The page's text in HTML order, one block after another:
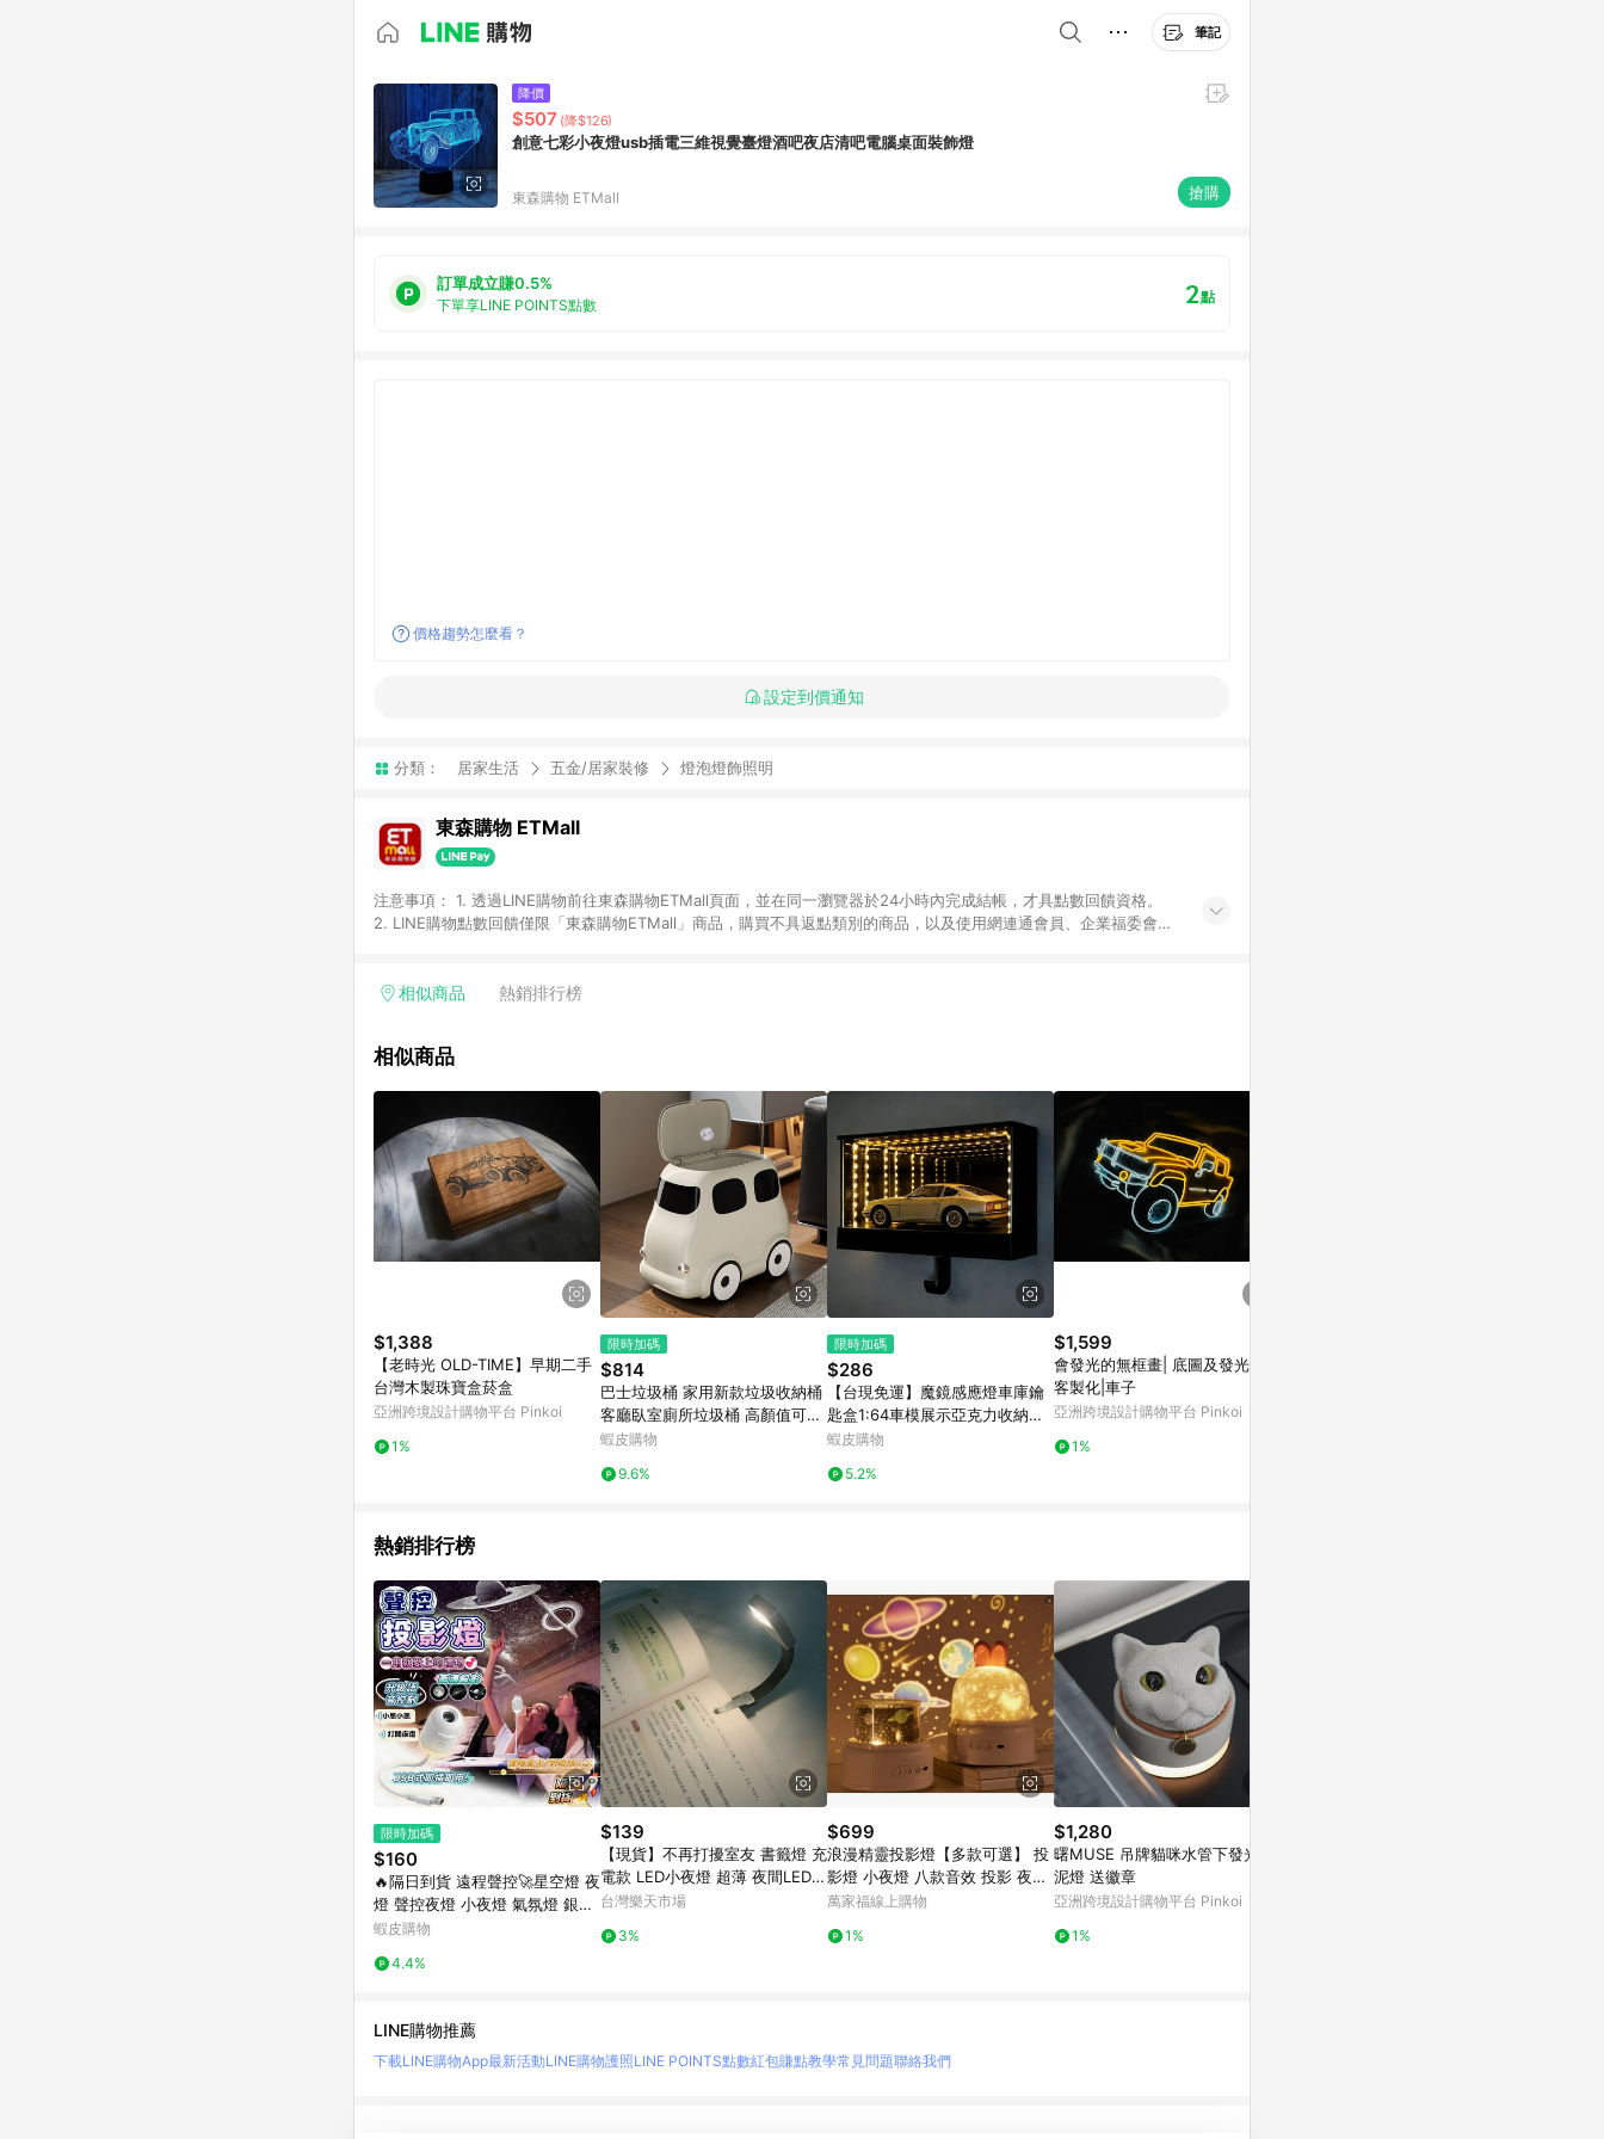
筆記
降價
$507 (降$126)
創意七彩小夜燈usb插電三維視覺臺燈酒吧夜店清吧電腦桌面裝飾燈
東森購物 ETMall 搶購
訂單成立賺0.5%
下單享LINE POINTS點數 2點
價格趨勢怎麼看？
設定到價通知
分類： 居家生活 五金/居家裝修 燈泡燈飾照明
東森購物 ETMall
注意事項： 1. 透過LINE購物前往東森購物ETMall頁面，並在同一瀏覽器於24小時內完成結帳，才具點數回饋資格。
2. LINE購物點數回饋僅限「東森購物ETMall」商品，購買不具返點類別的商品，以及使用網連通會員、企業福委會員
「草莓網」全館商品。 4. 如取消訂單、退貨、退款或購物中登出東森購物ETMall，將無法獲得點數回饋。 5. 點數回
面顯示為準。 7. LINE購物設有「單一商品最高回饋點數」機制(特殊活動時開放「回饋無上限」)，以同一訂單中同一
品資料更新會有時間差，如顯示之商品規格、顏色、價位、贈品與東森購物ETMall銷售網頁不符，以銷售網頁標示為
準。 9. 若有贈點爭議，請務必於訂單日期+180天以內至LINE購物客服洽詢；若超過180天(含)以上進行申訴，恕無法
贈點回饋。 10. 部分點數紅包僅限指定商品使用，或不適用於無回饋商品。各點數紅包之適用商品與使用條件請依點數
紅包頁面規則為準。
相似商品 熱銷排行榜
相似商品
$1,388
【老時光 OLD-TIME】早期二手
台灣木製珠寶盒菸盒
亞洲跨境設計購物平台 Pinkoi
1%
限時加碼
$814
巴士垃圾桶 家用新款垃圾收納桶
客廳臥室廁所垃圾桶 高顏值可移
動垃圾收納桶 療癒小巴士垃圾桶
蝦皮購物
9.6%
限時加碼
$286
【台現免運】魔鏡感應燈車庫鑰
匙盒1:64車模展示亞克力收納盒
停車位男女燈光 多美車庫 停車場
蝦皮購物
5.2%
$1,599
會發光的無框畫| 底圖及發光燈線
客製化|車子
亞洲跨境設計購物平台 Pinkoi
1%
熱銷排行榜
限時加碼
$160
🔥隔日到貨 遠程聲控🚀星空燈 夜
燈 聲控夜燈 小夜燈 氣氛燈 銀河
投影燈 星空投影燈 禮物 車載星
蝦皮購物
4.4%
$139
【現貨】不再打擾室友 書籤燈 充
電款 LED小夜燈 超薄 夜間LED
便攜式 便籤燈 夾書燈 讀書燈 交
台灣樂天市場
3%
$699
浪漫精靈投影燈【多款可選】 投
影燈 小夜燈 八款音效 投影 夜燈
禮物 交換禮物 宇宙星空 戀人 生
萬家福線上購物
1%
$1,280
曙MUSE 吊牌貓咪水管下發光水
泥燈 送徽章
亞洲跨境設計購物平台 Pinkoi
1%
LINE購物推薦
下載LINE購物App最新活動LINE購物護照LINE POINTS點數紅包賺點教學常見問題聯絡我們